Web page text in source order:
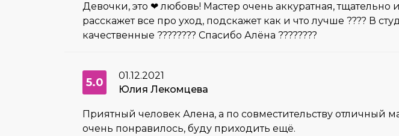
Девочки, это ❤ любовь! Мастер очень аккуратная,
расскажет все про уход, подскажет как и что лучше ???? В
качественные ???????? Спасибо Алёна ????????
5.0
01.12.2021
Юлия Лекомцева
Приятный человек Алена, а по совместительству отличный
очень понравилось, буду приходить ещё.